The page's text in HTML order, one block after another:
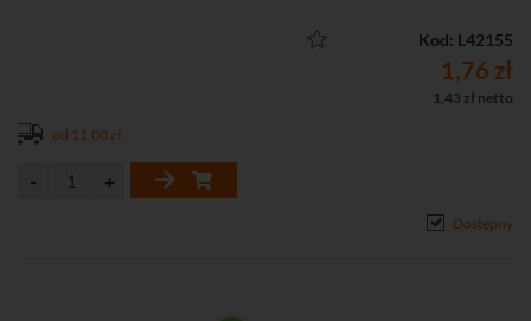
Kod: L42155
1,76 zł
1,43 zł netto
od 11,00 zł
Dostępny